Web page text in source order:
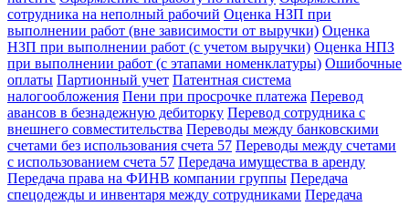
сотрудника на неполный рабочий Оценка НЗП при
выполнении работ (вне зависимости от выручки) Оценка
НЗП при выполнении работ (с учетом выручки) Оценка НПЗ
при выполнении работ (с этапами номенклатуры) Ошибочные
оплаты Партионный учет Патентная система
налогообложения Пени при просрочке платежа Перевод
авансов в безнадежную дебиторку Перевод сотрудника с
внешнего совместительства Переводы между банковскими
счетами без использования счета 57 Переводы между счетами
с использованием счета 57 Передача имущества в аренду
Передача права на ФИНВ компании группы Передача
спецодежды и инвентаря между сотрудниками Передача